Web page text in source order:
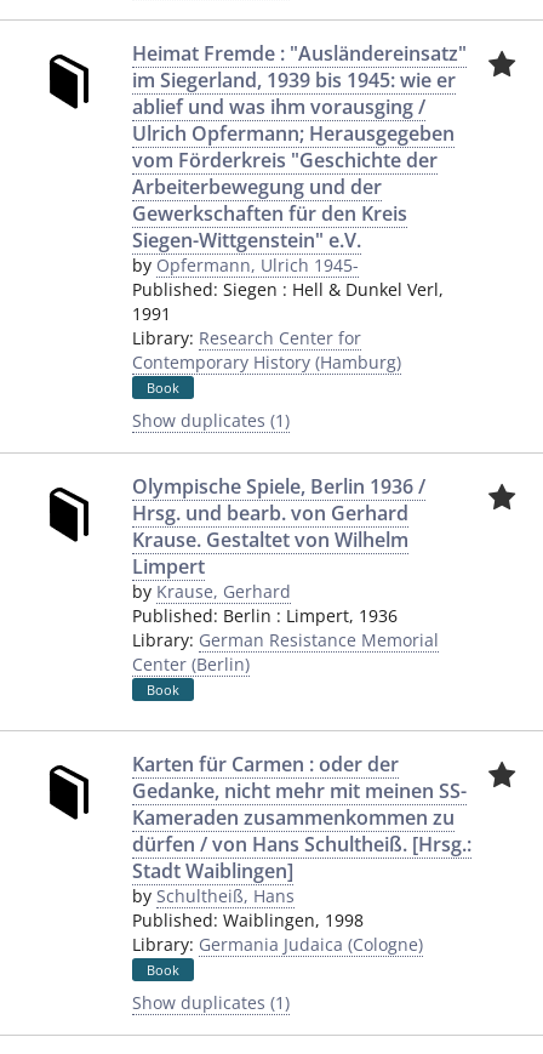
Heimat Fremde : "Ausländereinsatz"
im Siegerland, 1939 bis 1945: wie er
ablief und was ihm vorausging /
Ulrich Opfermann; Herausgegeben
vom Förderkreis "Geschichte der
Arbeiterbewegung und der
Gewerkschaften für den Kreis
Siegen-Wittgenstein" e.V.
by Opfermann, Ulrich 1945-
Published: Siegen : Hell & Dunkel Verl,
1991
Library: Research Center for
Contemporary History (Hamburg)
Book
Show duplicates (1)
Olympische Spiele, Berlin 1936 /
Hrsg. und bearb. von Gerhard
Krause. Gestaltet von Wilhelm
Limpert
by Krause, Gerhard
Published: Berlin : Limpert, 1936
Library: German Resistance Memorial
Center (Berlin)
Book
Karten für Carmen : oder der
Gedanke, nicht mehr mit meinen SS-
Kameraden zusammenkommen zu
dürfen / von Hans Schultheiß. [Hrsg.:
Stadt Waiblingen]
by Schultheiß, Hans
Published: Waiblingen, 1998
Library: Germania Judaica (Cologne)
Book
Show duplicates (1)